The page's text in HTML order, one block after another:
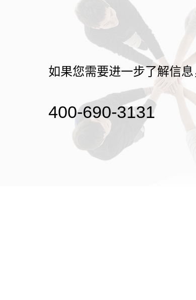
如果您需要进一步了解信息
400-690-3131